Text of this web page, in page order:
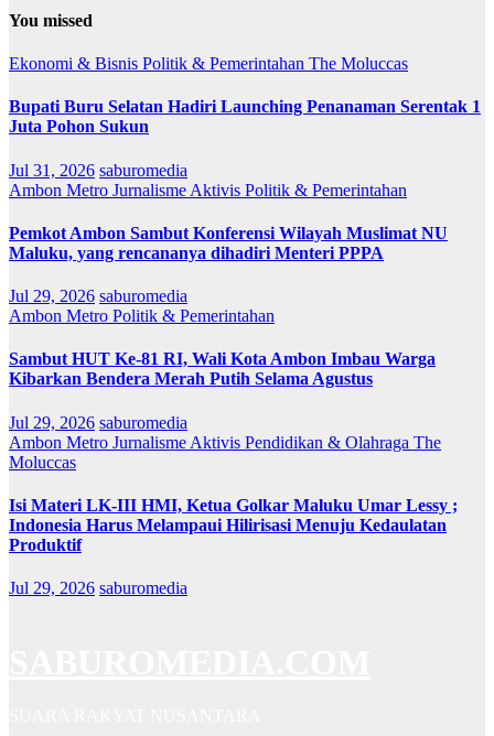
You missed
Ekonomi & Bisnis Politik & Pemerintahan The Moluccas
Bupati Buru Selatan Hadiri Launching Penanaman Serentak 1
Juta Pohon Sukun
Jul 31, 2026 saburomedia
Ambon Metro Jurnalisme Aktivis Politik & Pemerintahan
Pemkot Ambon Sambut Konferensi Wilayah Muslimat NU
Maluku, yang rencananya dihadiri Menteri PPPA
Jul 29, 2026 saburomedia
Ambon Metro Politik & Pemerintahan
Sambut HUT Ke-81 RI, Wali Kota Ambon Imbau Warga
Kibarkan Bendera Merah Putih Selama Agustus
Jul 29, 2026 saburomedia
Ambon Metro Jurnalisme Aktivis Pendidikan & Olahraga The
Moluccas
Isi Materi LK-III HMI, Ketua Golkar Maluku Umar Lessy ;
Indonesia Harus Melampaui Hilirisasi Menuju Kedaulatan
Produktif
Jul 29, 2026 saburomedia